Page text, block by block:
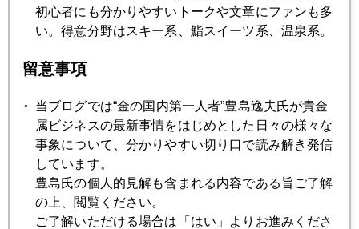
2021年12月22日
2021年12月20日
緩和縮小の波 市場に迷い
2021年12月17日
金 １８００ドル台回復
初心者にも分かりやすいトークや文章にファンも多
い。得意分野はスキー系、鮨スイーツ系、温泉系。
留意事項
当ブログでは“金の国内第一人者”豊島逸夫氏が貴金
属ビジネスの最新事情をはじめとした日々の様々な
事象について、分かりやすい切り口で読み解き発信
しています。
豊島氏の個人的見解も含まれる内容である旨ご了解
の上、閲覧ください。
ご了解いただける場合は「はい」よりお進みくださ